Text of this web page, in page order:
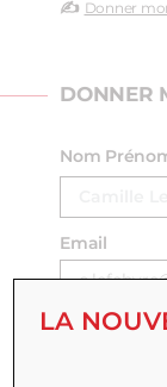
✍️ Donner
DONNER
Nom
Email
Titre
LA